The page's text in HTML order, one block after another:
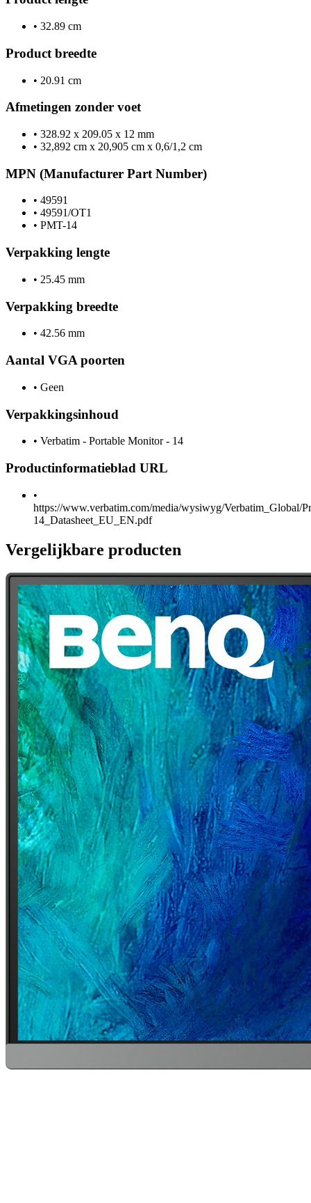
• 32.89 cm
Product breedte
• 20.91 cm
Afmetingen zonder voet
• 328.92 x 209.05 x 12 mm
• 32,892 cm x 20,905 cm x 0,6/1,2 cm
MPN (Manufacturer Part Number)
• 49591
• 49591/OT1
• PMT-14
Verpakking lengte
• 25.45 mm
Verpakking breedte
• 42.56 mm
Aantal VGA poorten
• Geen
Verpakkingsinhoud
• Verbatim - Portable Monitor - 14
Productinformatieblad URL
•
https://www.verbatim.com/media/wysiwyg/Verbatim_Global/
14_Datasheet_EU_EN.pdf
Vergelijkbare producten